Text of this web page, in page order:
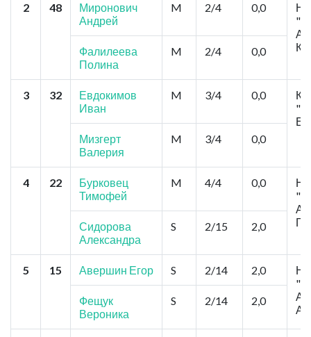
2 48
Миронович
Андрей
M 2/4 0,0
Фалилеева
Полина
M 2/4 0,0
3 32
Евдокимов
Иван
M 3/4 0,0
Мизгерт
Валерия
M 3/4 0,0
4 22
Бурковец
Тимофей
M 4/4 0,0
Сидорова
Александра
S 2/15 2,0
5 15 Авершин Егор S 2/14 2,0
Фещук
Вероника
S 2/14 2,0